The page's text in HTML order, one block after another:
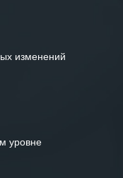
изменений
уровне